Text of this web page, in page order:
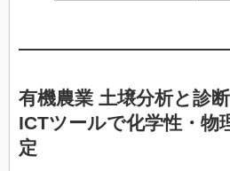
有機農業 土壌分析と診
ICTツールで化学性・物
定